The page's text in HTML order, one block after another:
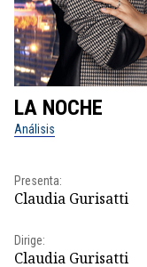
LA NOCHE
Análisis
Presenta:
Claudia Gurisatti
Dirige:
Claudia Gurisatti